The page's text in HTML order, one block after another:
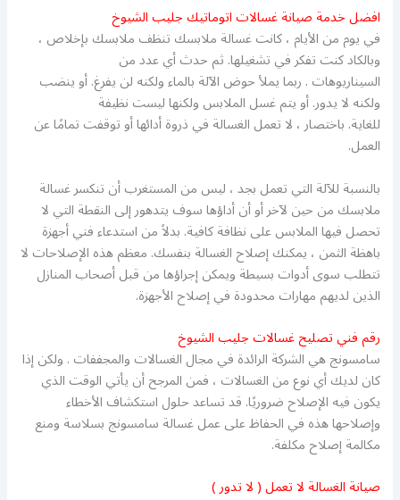
افضل خدمة صيانة غسالات اتوماتيك جليب الشيوخ
في يوم من الأيام ، كانت غسالة ملابسك تنظف ملابسك بإخلاص ،
وبالكاد كنت تفكر في تشغيلها. ثم حدث أي عدد من
السيناريوهات . ربما يملأ حوض الآلة بالماء ولكنه لن يفرغ. أو ينضب
ولكنه لا يدور. أو يتم غسل الملابس ولكنها ليست نظيفة
للغاية. باختصار ، لا تعمل الغسالة في ذروة أدائها أو توقفت تمامًا عن
العمل.
بالنسبة للآلة التي تعمل بجد ، ليس من المستغرب أن تنكسر غسالة
ملابسك من حين لآخر أو أن أداؤها سوف يتدهور إلى النقطة التي لا
تحصل فيها الملابس على نظافة كافية. بدلاً من استدعاء فني أجهزة
باهظة الثمن ، يمكنك إصلاح الغسالة بنفسك. معظم هذه الإصلاحات لا
تتطلب سوى أدوات بسيطة ويمكن إجراؤها من قبل أصحاب المنازل
الذين لديهم مهارات محدودة في إصلاح الأجهزة.
رقم فني تصليح غسالات جليب الشيوخ
سامسونج هي الشركة الرائدة في مجال الغسالات والمجففات . ولكن إذا
كان لديك أي نوع من الغسالات ، فمن المرجح أن يأتي الوقت الذي
يكون فيه الإصلاح ضروريًا. قد تساعد حلول استكشاف الأخطاء
وإصلاحها هذه في الحفاظ على عمل غسالة سامسونج بسلاسة ومنع
مكالمة إصلاح مكلفة.
صيانة الغسالة لا تعمل ( لا تدور )